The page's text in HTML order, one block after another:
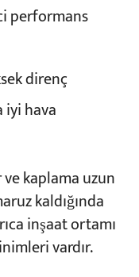
performans
direnç
hava
ve kaplama uzun
kaldığında
inşaat ortamı
vardır.